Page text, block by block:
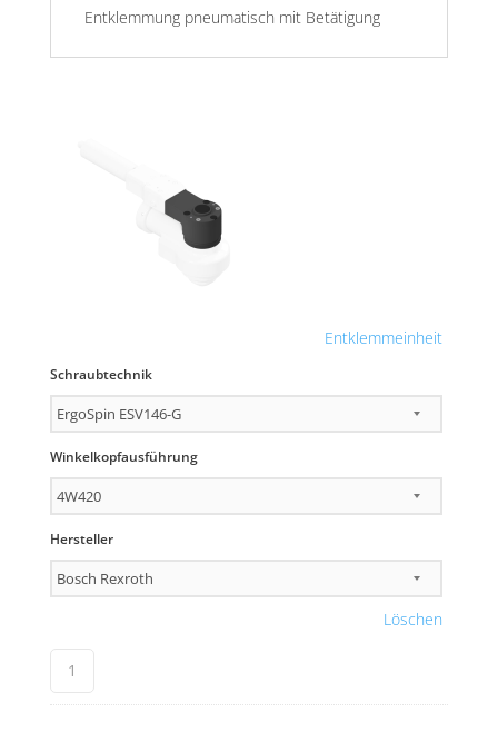
Entklemmung pneumatisch mit Betätigung
Entklemmeinheit
Schraubtechnik
Winkelkopfausführung
Hersteller
Löschen